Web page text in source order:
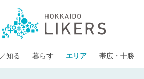
知る 暮らす エリア 帯広・十勝